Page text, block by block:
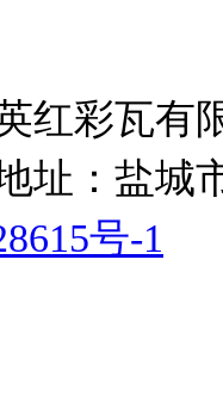
红彩瓦有
址：盐城
号-1